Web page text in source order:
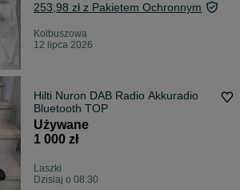
253,98 zł z Pakietem Ochronnym
Kolbuszowa
12 lipca 2026
Hilti Nuron DAB Radio Akkuradio
Bluetooth TOP
Używane
1 000 zł
Laszki
Dzisiaj o 08:30